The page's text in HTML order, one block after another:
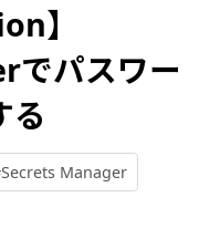
】
でパスワー
る
Manager